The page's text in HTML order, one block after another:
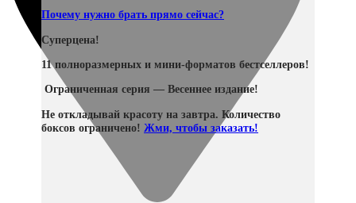
Почему нужно брать прямо сейчас?
Суперцена!
11 полноразмерных и мини-форматов бестселлеров!
Ограниченная серия — Весеннее издание!
Не откладывай красоту на завтра. Количество
боксов ограничено! Жми, чтобы заказать!